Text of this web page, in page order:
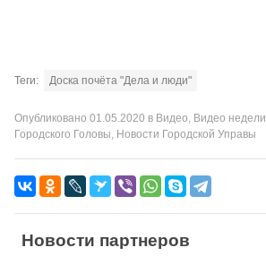
Теги: Доска почёта "Дела и люди"
Опубликовано 01.05.2020 в Видео Видео недели
Городского Головы Новости Городской Управы
Новости партнеров